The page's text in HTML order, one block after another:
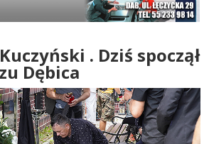
. Dziś spoczął
Dębica